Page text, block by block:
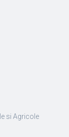
si Agricole